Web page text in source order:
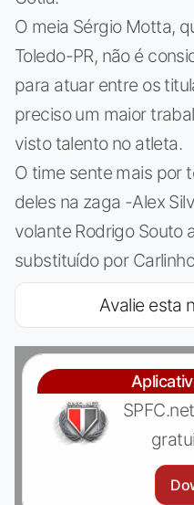
O meia Sérgio Motta,
Toledo-PR, não é
para atuar entre os
preciso um maior
visto talento no atleta.
O time sente mais por
deles na zaga -Alex
volante Rodrigo Souto
substituído por
Avalie esta